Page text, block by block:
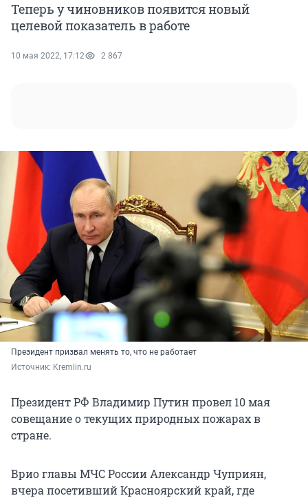
Теперь у чиновников появится новый
целевой показатель в работе
10 мая 2022, 17:12 2 867
Президент призвал менять то, что не работает
Источник: Kremlin.ru
Президент РФ Владимир Путин провел 10 мая
совещание о текущих природных пожарах в
стране.
Врио главы МЧС России Александр Чуприян,
вчера посетивший Красноярский край, где